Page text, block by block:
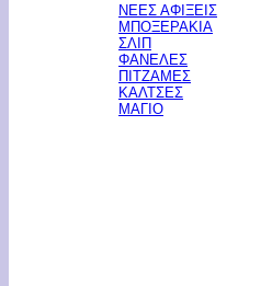
ΝΕΕΣ ΑΦΙΞΕΙΣ
ΜΠΟΞΕΡΑΚΙΑ
ΣΛΙΠ
ΦΑΝΕΛΕΣ
ΠΙΤΖΑΜΕΣ
ΚΑΛΤΣΕΣ
ΜΑΓΙΟ